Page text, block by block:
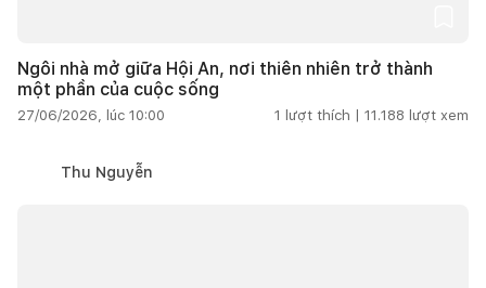
Ngôi nhà mở giữa Hội An, nơi thiên nhiên trở thành
một phần của cuộc sống
27/06/2026, lúc 10:00 1 lượt thích | 11.188 lượt xem
Thu Nguyễn